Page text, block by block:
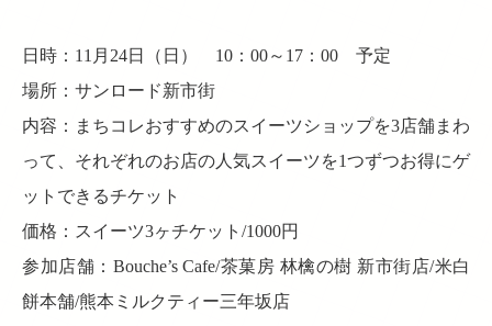
日時：11月24日（日） 10：00～17：00 予定
場所：サンロード新市街
内容：まちコレおすすめのスイーツショップを3店舗まわ
って、それぞれのお店の人気スイーツを1つずつお得にゲ
ットできるチケット
価格：スイーツ3ヶチケット/1000円
参加店舗：Bouche’s Cafe/茶菓房 林檎の樹 新市街店/米白
餅本舗/熊本ミルクティー三年坂店